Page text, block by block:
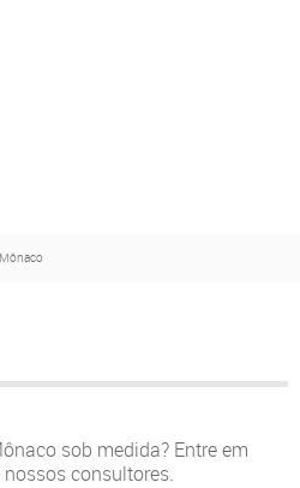
Mônaco
sob medida? Entre em
consultores.